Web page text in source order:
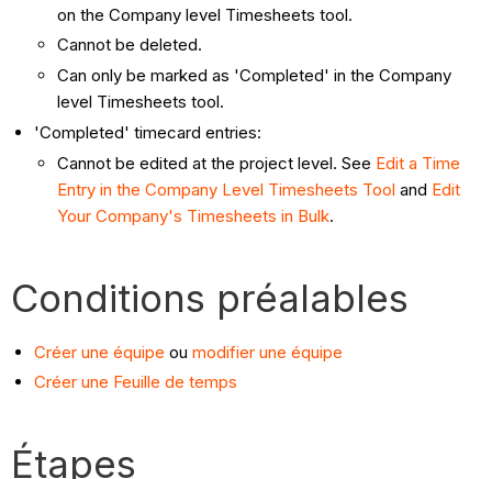
on the Company level Timesheets tool.
Cannot be deleted.
Can only be marked as 'Completed' in the Company
level Timesheets tool.
'Completed' timecard entries:
Cannot be edited at the project level. See Edit a Time
Entry in the Company Level Timesheets Tool and Edit
Your Company's Timesheets in Bulk.
Conditions préalables
Créer une équipe oumodifier une équipe
Créer une Feuille de temps
Étapes